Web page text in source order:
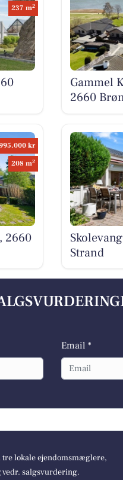
237 m2
Gammel
2660
kr
208 m2
2660
Strand
Email *
lokale ejendomsmæglere,
vedr. salgsvurdering.